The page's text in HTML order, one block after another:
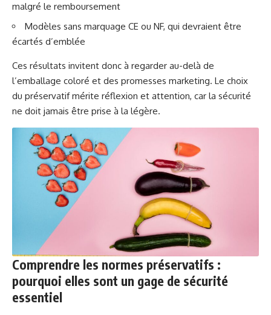
malgré le remboursement
Modèles sans marquage CE ou NF, qui devraient être
écartés d’emblée
Ces résultats invitent donc à regarder au-delà de
l’emballage coloré et des promesses marketing. Le choix
du préservatif mérite réflexion et attention, car la sécurité
ne doit jamais être prise à la légère.
Comprendre les normes préservatifs :
pourquoi elles sont un gage de sécurité
essentiel